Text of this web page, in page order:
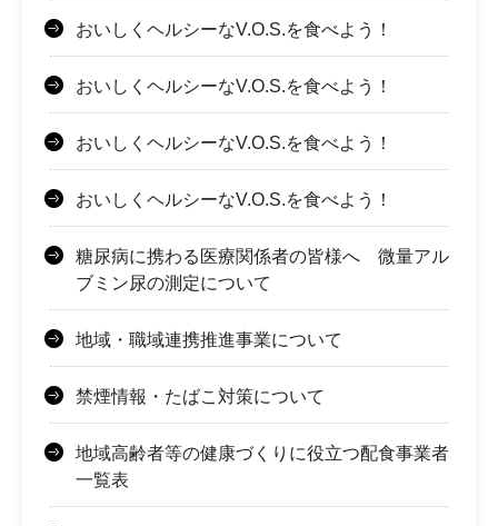
おいしくヘルシーなV.O.S.を食べよう！
おいしくヘルシーなV.O.S.を食べよう！
おいしくヘルシーなV.O.S.を食べよう！
おいしくヘルシーなV.O.S.を食べよう！
糖尿病に携わる医療関係者の皆様へ 微量アル
ブミン尿の測定について
地域・職域連携推進事業について
禁煙情報・たばこ対策について
地域高齢者等の健康づくりに役立つ配食事業者
一覧表